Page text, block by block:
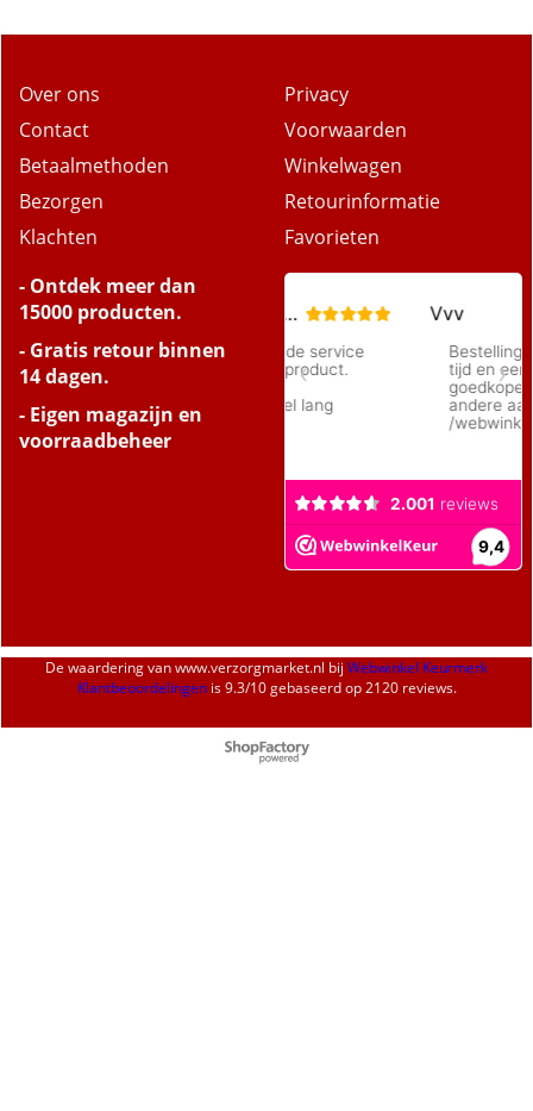
Over ons
Contact
Betaalmethoden
Bezorgen
Klachten
Privacy
Voorwaarden
Winkelwagen
Retourinformatie
Favorieten
- Ontdek meer dan
15000 producten.
- Gratis retour binnen
14 dagen.
- Eigen magazijn en
voorraadbeheer
De waardering vanwww.verzorgmarket.nl bij Webwinkel Keurmerk
Klantbeoordelingenis9.3/10gebaseerd op 2120 reviews.
Webwinkel gemaakt met
ShopFactory webwinkel